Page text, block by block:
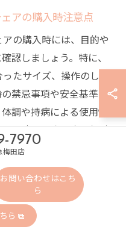
アの購入時注意点
の購入時には、目的や
認しましょう。特に、
たサイズ、操作のしや
禁忌事項や安全基準を
調や持病による使用制
に応じて専門家に相談
用を見越して、メンテ
ましょう。
びのコツ
は、体の負担を軽減で
7970
梅田店
お問い合わせはこち
ら
ら